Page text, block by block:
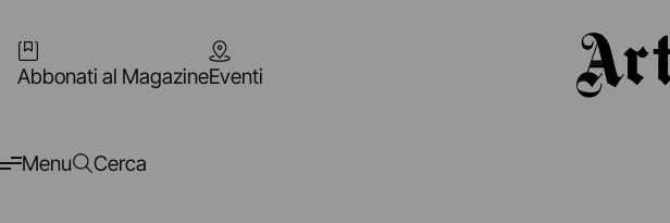
Abbonati al MagazineEventi
Menu Cerca